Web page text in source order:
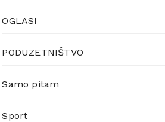
OGLASI
PODUZETNIŠTVO
Samo pitam
Sport